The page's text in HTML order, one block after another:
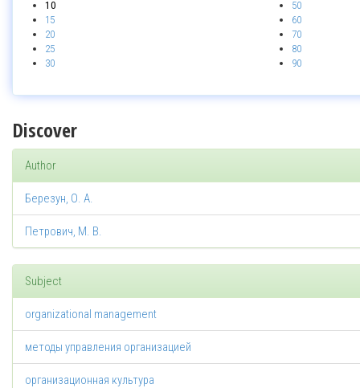
10
15
20
25
30
50
60
70
80
90
Discover
Author
Березун, О. А.
Петрович, М. В.
Subject
organizational management
методы управления организацией
организационная культура